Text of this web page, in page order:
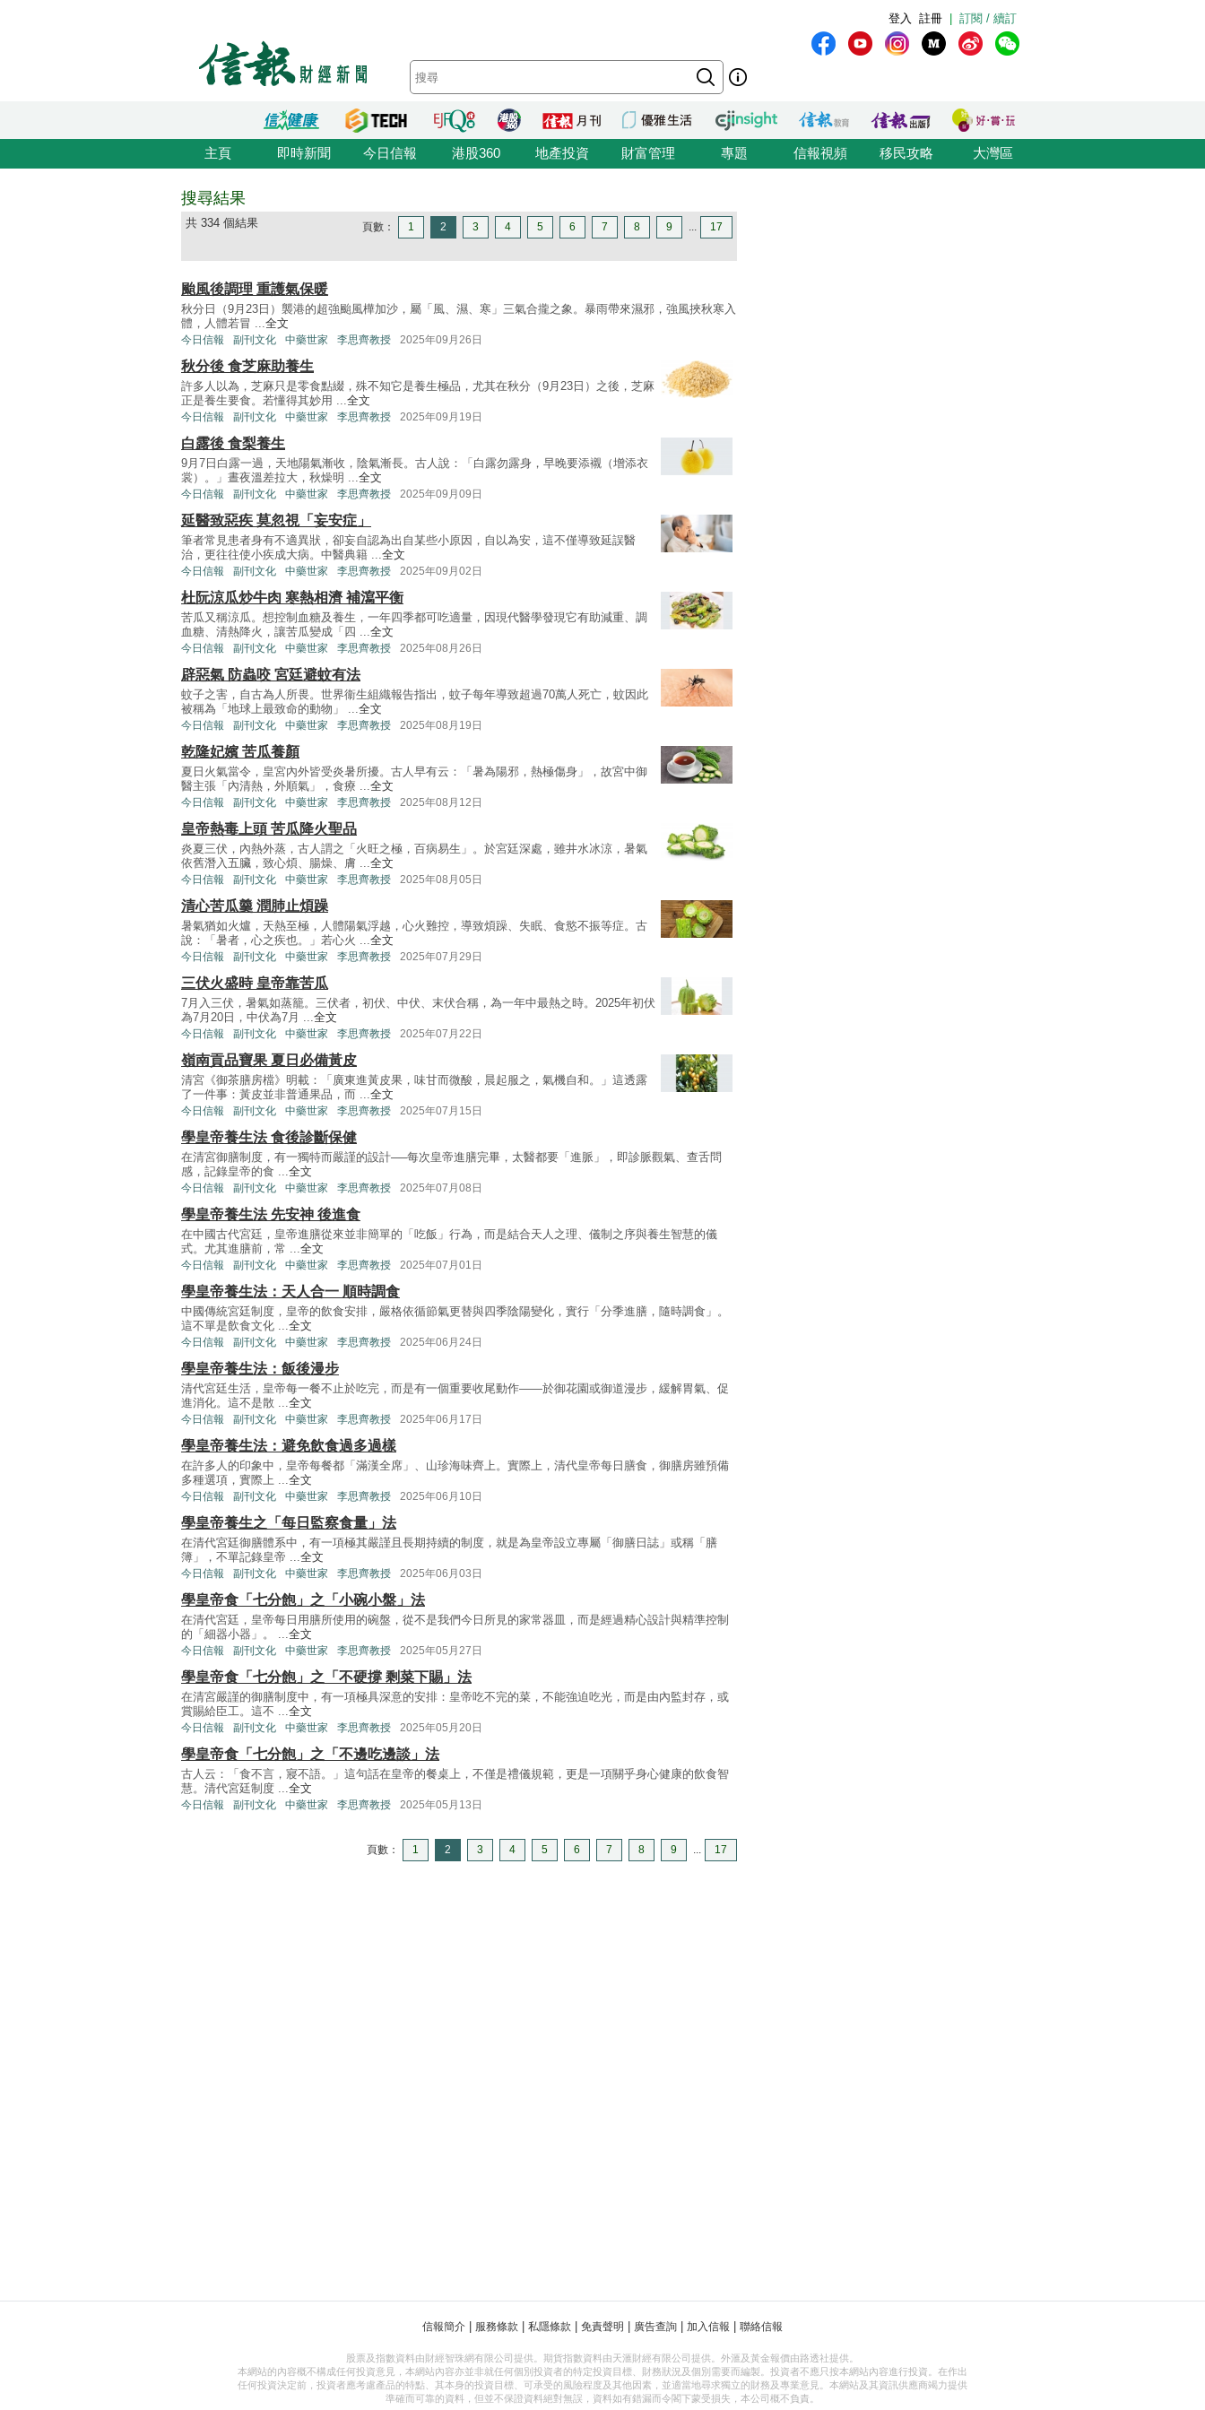
訂閱 / 續訂
註冊
登入
主頁 即時新聞 今日信報 港股360 地產投資 財富管理 專題 信報視頻 移民攻略 大灣區
搜尋結果
共 334 個結果 頁數： 1 2 3 4 5 6 7 8 9 ... 17
颱風後調理 重護氣保暖
秋分日（9月23日）襲港的超強颱風樺加沙，屬「風、濕、寒」三氣合攏之象。暴雨帶來濕邪，強風挾秋寒入
體，人體若冒 ...全文
今日信報 副刊文化 中藥世家 李思齊教授 2025年09月26日
秋分後 食芝麻助養生
許多人以為，芝麻只是零食點綴，殊不知它是養生極品，尤其在秋分（9月23日）之後，芝麻
正是養生要食。若懂得其妙用 ...全文
今日信報 副刊文化 中藥世家 李思齊教授 2025年09月19日
白露後 食梨養生
9月7日白露一過，天地陽氣漸收，陰氣漸長。古人說：「白露勿露身，早晚要添襯（增添衣
裳）。」晝夜溫差拉大，秋燥明 ...全文
今日信報 副刊文化 中藥世家 李思齊教授 2025年09月09日
延醫致惡疾 莫忽視「妄安症」
筆者常見患者身有不適異狀，卻妄自認為出自某些小原因，自以為安，這不僅導致延誤醫
治，更往往使小疾成大病。中醫典籍 ...全文
今日信報 副刊文化 中藥世家 李思齊教授 2025年09月02日
杜阮涼瓜炒牛肉 寒熱相濟 補瀉平衡
苦瓜又稱涼瓜。想控制血糖及養生，一年四季都可吃適量，因現代醫學發現它有助減重、調
血糖、清熱降火，讓苦瓜變成「四 ...全文
今日信報 副刊文化 中藥世家 李思齊教授 2025年08月26日
辟惡氣 防蟲咬 宮廷避蚊有法
蚊子之害，自古為人所畏。世界衞生組織報告指出，蚊子每年導致超過70萬人死亡，蚊因此
被稱為「地球上最致命的動物」 ...全文
今日信報 副刊文化 中藥世家 李思齊教授 2025年08月19日
乾隆妃嬪 苦瓜養顏
夏日火氣當令，皇宮內外皆受炎暑所擾。古人早有云：「暑為陽邪，熱極傷身」，故宮中御
醫主張「內清熱，外順氣」，食療 ...全文
今日信報 副刊文化 中藥世家 李思齊教授 2025年08月12日
皇帝熱毒上頭 苦瓜降火聖品
炎夏三伏，內熱外蒸，古人謂之「火旺之極，百病易生」。於宮廷深處，雖井水冰涼，暑氣
依舊潛入五臟，致心煩、腸燥、膚 ...全文
今日信報 副刊文化 中藥世家 李思齊教授 2025年08月05日
清心苦瓜羹 潤肺止煩躁
暑氣猶如火爐，天熱至極，人體陽氣浮越，心火難控，導致煩躁、失眠、食慾不振等症。古
說：「暑者，心之疾也。」若心火 ...全文
今日信報 副刊文化 中藥世家 李思齊教授 2025年07月29日
三伏火盛時 皇帝靠苦瓜
7月入三伏，暑氣如蒸籠。三伏者，初伏、中伏、末伏合稱，為一年中最熱之時。2025年初伏
為7月20日，中伏為7月 ...全文
今日信報 副刊文化 中藥世家 李思齊教授 2025年07月22日
嶺南貢品寶果 夏日必備黃皮
清宮《御茶膳房檔》明載：「廣東進黃皮果，味甘而微酸，晨起服之，氣機自和。」這透露
了一件事：黃皮並非普通果品，而 ...全文
今日信報 副刊文化 中藥世家 李思齊教授 2025年07月15日
學皇帝養生法 食後診斷保健
在清宮御膳制度，有一獨特而嚴謹的設計──每次皇帝進膳完畢，太醫都要「進脈」，即診脈觀氣、查舌問
感，記錄皇帝的食 ...全文
今日信報 副刊文化 中藥世家 李思齊教授 2025年07月08日
學皇帝養生法 先安神 後進食
在中國古代宮廷，皇帝進膳從來並非簡單的「吃飯」行為，而是結合天人之理、儀制之序與養生智慧的儀
式。尤其進膳前，常 ...全文
今日信報 副刊文化 中藥世家 李思齊教授 2025年07月01日
學皇帝養生法：天人合一 順時調食
中國傳統宮廷制度，皇帝的飲食安排，嚴格依循節氣更替與四季陰陽變化，實行「分季進膳，隨時調食」。
這不單是飲食文化 ...全文
今日信報 副刊文化 中藥世家 李思齊教授 2025年06月24日
學皇帝養生法：飯後漫步
清代宮廷生活，皇帝每一餐不止於吃完，而是有一個重要收尾動作——於御花園或御道漫步，緩解胃氣、促
進消化。這不是散 ...全文
今日信報 副刊文化 中藥世家 李思齊教授 2025年06月17日
學皇帝養生法：避免飲食過多過樣
在許多人的印象中，皇帝每餐都「滿漢全席」、山珍海味齊上。實際上，清代皇帝每日膳食，御膳房雖預備
多種選項，實際上 ...全文
今日信報 副刊文化 中藥世家 李思齊教授 2025年06月10日
學皇帝養生之「每日監察食量」法
在清代宮廷御膳體系中，有一項極其嚴謹且長期持續的制度，就是為皇帝設立專屬「御膳日誌」或稱「膳
簿」，不單記錄皇帝 ...全文
今日信報 副刊文化 中藥世家 李思齊教授 2025年06月03日
學皇帝食「七分飽」之「小碗小盤」法
在清代宮廷，皇帝每日用膳所使用的碗盤，從不是我們今日所見的家常器皿，而是經過精心設計與精準控制
的「細器小器」。 ...全文
今日信報 副刊文化 中藥世家 李思齊教授 2025年05月27日
學皇帝食「七分飽」之「不硬撐 剩菜下賜」法
在清宮嚴謹的御膳制度中，有一項極具深意的安排：皇帝吃不完的菜，不能強迫吃光，而是由內監封存，或
賞賜給臣工。這不 ...全文
今日信報 副刊文化 中藥世家 李思齊教授 2025年05月20日
學皇帝食「七分飽」之「不邊吃邊談」法
古人云：「食不言，寢不語。」這句話在皇帝的餐桌上，不僅是禮儀規範，更是一項關乎身心健康的飲食智
慧。清代宮廷制度 ...全文
今日信報 副刊文化 中藥世家 李思齊教授 2025年05月13日
頁數： 1 2 3 4 5 6 7 8 9 ... 17
信報簡介 服務條款 私隱條款 免責聲明 廣告查詢 加入信報 聯絡信報
股票及指數資料由財經智珠網有限公司提供。期貨指數資料由天滙財經有限公司提供。外滙及黃金報價由路透社提供。
本網站的內容概不構成任何投資意見，本網站內容亦並非就任何個別投資者的特定投資目標、財務狀況及個別需要而編製。投資者不應只按本網站內容進行投資。在作出
任何投資決定前，投資者應考慮產品的特點、其本身的投資目標、可承受的風險程度及其他因素，並適當地尋求獨立的財務及專業意見。本網站及其資訊供應商竭力提供
準確而可靠的資料，但並不保證資料絕對無誤，資料如有錯漏而令閣下蒙受損失，本公司概不負責。